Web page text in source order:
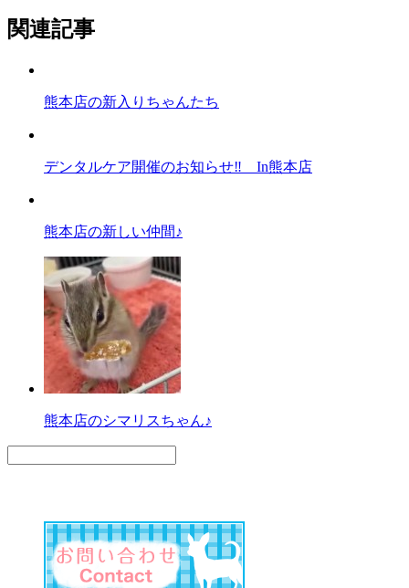
関連記事
熊本店の新入りちゃんたち
デンタルケア開催のお知らせ‼ In熊本店
熊本店の新しい仲間♪
熊本店のシマリスちゃん♪